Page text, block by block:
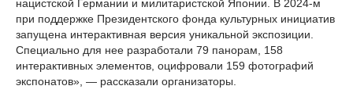
нацистской Германии и милитаристской Японии. В 2024‑м
при поддержке Президентского фонда культурных инициатив
запущена интерактивная версия уникальной экспозиции.
Специально для нее разработали 79 панорам, 158
интерактивных элементов, оцифровали 159 фотографий
экспонатов», — рассказали организаторы.